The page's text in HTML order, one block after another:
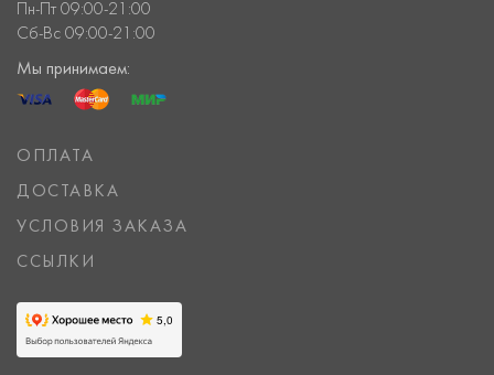
Пн-Пт 09:00-21:00
Сб-Вс 09:00-21:00
Мы принимаем:
ОПЛАТА
ДОСТАВКА
УСЛОВИЯ ЗАКАЗА
ССЫЛКИ